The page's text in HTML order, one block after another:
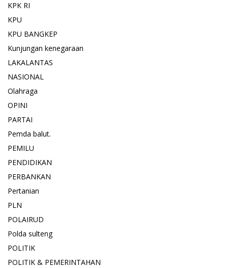
KPK RI
KPU
KPU BANGKEP
Kunjungan kenegaraan
LAKALANTAS
NASIONAL
Olahraga
OPINI
PARTAI
Pemda balut.
PEMILU
PENDIDIKAN
PERBANKAN
Pertanian
PLN
POLAIRUD
Polda sulteng
POLITIK
POLITIK & PEMERINTAHAN